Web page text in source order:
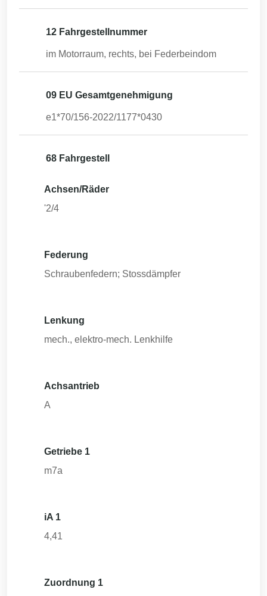
12 Fahrgestellnummer
im Motorraum, rechts, bei Federbeindom
09 EU Gesamtgenehmigung
e1*70/156-2022/1177*0430
68 Fahrgestell
Achsen/Räder
'2/4
Federung
Schraubenfedern; Stossdämpfer
Lenkung
mech., elektro-mech. Lenkhilfe
Achsantrieb
A
Getriebe 1
m7a
iA 1
4,41
Zuordnung 1